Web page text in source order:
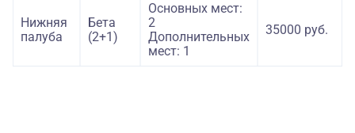
Нижняя
палуба
Бета
(2+1)
Основных мест:
2
Дополнительных
мест: 1
35000 руб.